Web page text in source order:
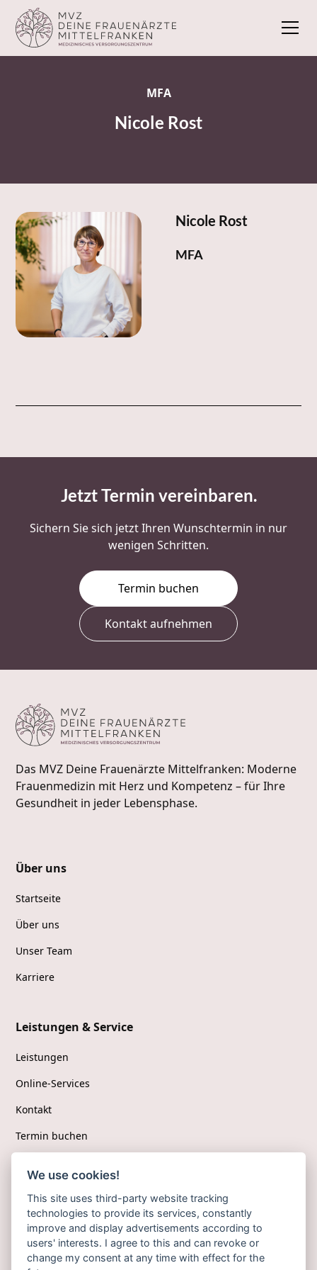
MFA
Nicole Rost
Nicole Rost
MFA
Jetzt Termin vereinbaren.
Sichern Sie sich jetzt Ihren Wunschtermin in nur
wenigen Schritten.
Termin buchen
Kontakt aufnehmen
Das MVZ Deine Frauenärzte Mittelfranken: Moderne
Frauenmedizin mit Herz und Kompetenz – für Ihre
Gesundheit in jeder Lebensphase.
Über uns
Startseite
Über uns
Unser Team
Karriere
Leistungen & Service
Leistungen
Online-Services
Kontakt
Termin buchen
Folgen Sie uns
Facebook
Instagram
We use cookies!
This site uses third-party website tracking
technologies to provide its services, constantly
improve and display advertisements according to
users' interests. I agree to this and can revoke or
change my consent at any time with effect for the